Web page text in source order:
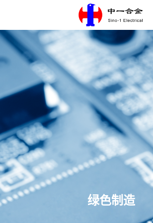
首页
关于中一
新闻中心
人才发展
联系我们
可持续发展 绿色制造